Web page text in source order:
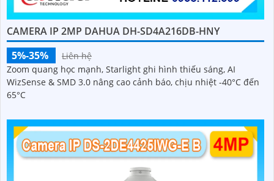
CAMERA IP 2MP DAHUA DH-SD4A216DB-HNY
5%-35%
Liên hệ
Zoom quang học mạnh, Starlight ghi hình thiếu sáng, AI
WizSense & SMD 3.0 nâng cao cảnh báo, chịu nhiệt -40°C đến
65°C